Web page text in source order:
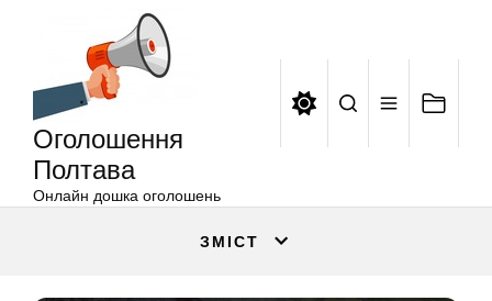
Оголошення
Полтава
Онлайн дошка оголошень
ЗМІСТ